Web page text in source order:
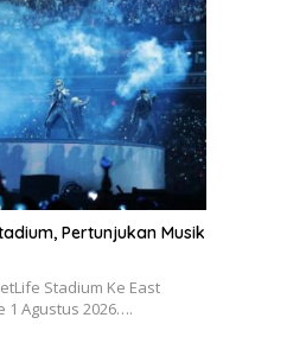
Pertunjukan Musik
Stadium Ke East
1 Agustus 2026….